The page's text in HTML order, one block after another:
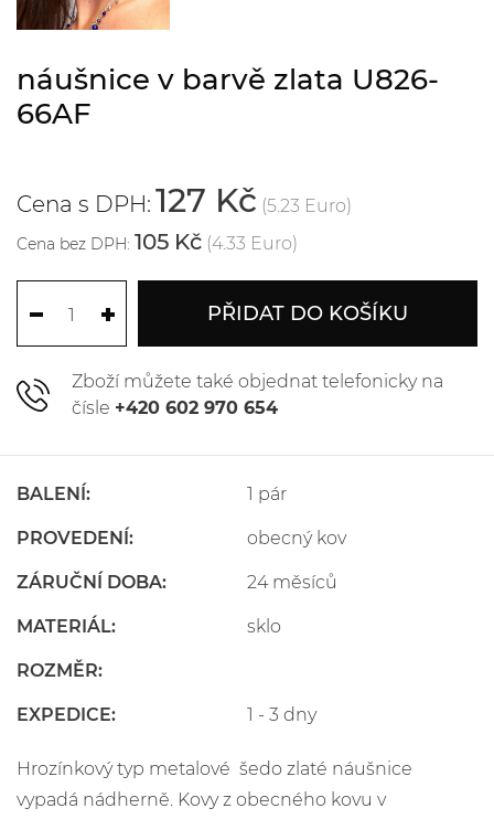
náušnice v barvě zlata U826-
66AF
Cena s DPH: 127 Kč (5.23 Euro)
Cena bez DPH: 105 Kč (4.33 Euro)
PŘIDAT DO KOŠÍKU
Zboží můžete také objednat telefonicky na
čísle +420 602 970 654
BALENÍ: 1 pár
PROVEDENÍ: obecný kov
ZÁRUČNÍ DOBA: 24 měsíců
MATERIÁL: sklo
ROZMĚR:
EXPEDICE: 1 - 3 dny
Hrozínkový typ metalové šedo zlaté náušnice
vypadá nádherně. Kovy z obecného kovu v